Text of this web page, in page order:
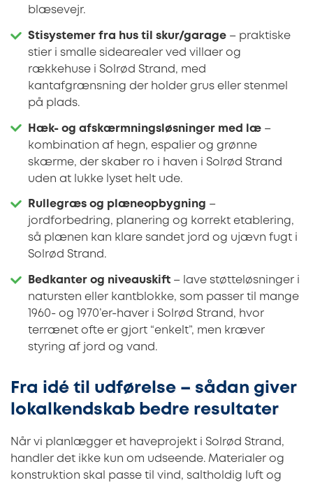
blæsevejr.
Stisystemer fra hus til skur/garage – praktiske
stier i smalle sidearealer ved villaer og
rækkehuse i Solrød Strand, med
kantafgrænsning der holder grus eller stenmel
på plads.
Hæk- og afskærmningsløsninger med læ –
kombination af hegn, espalier og grønne
skærme, der skaber ro i haven i Solrød Strand
uden at lukke lyset helt ude.
Rullegræs og plæneopbygning –
jordforbedring, planering og korrekt etablering,
så plænen kan klare sandet jord og ujævn fugt i
Solrød Strand.
Bedkanter og niveauskift – lave støtteløsninger i
natursten eller kantblokke, som passer til mange
1960- og 1970’er-haver i Solrød Strand, hvor
terrænet ofte er gjort “enkelt”, men kræver
styring af jord og vand.
Fra idé til udførelse – sådan giver
lokalkendskab bedre resultater
Når vi planlægger et haveprojekt i Solrød Strand,
handler det ikke kun om udseende. Materialer og
konstruktion skal passe til vind, saltholdig luft og